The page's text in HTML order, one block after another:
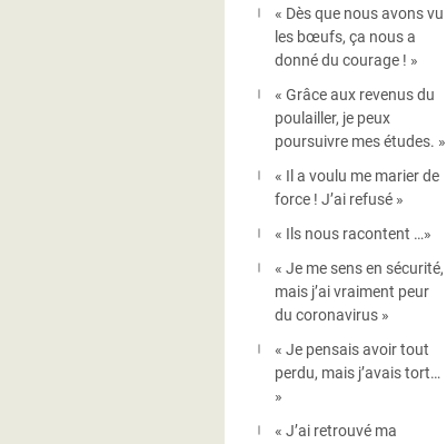
« Dès que nous avons vu
les bœufs, ça nous a
donné du courage ! »
« Grâce aux revenus du
poulailler, je peux
poursuivre mes études. »
« Il a voulu me marier de
force ! J’ai refusé »
« Ils nous racontent …»
« Je me sens en sécurité,
mais j’ai vraiment peur
du coronavirus »
« Je pensais avoir tout
perdu, mais j’avais tort…
»
« J’ai retrouvé ma